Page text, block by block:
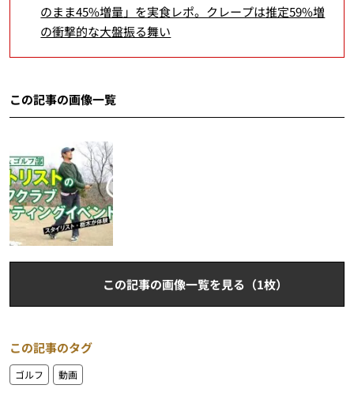
のまま45%増量」を実食レポ。クレープは推定59%増
の衝撃的な大盤振る舞い
この記事の画像一覧
この記事の画像一覧を見る（1枚）
この記事のタグ
ゴルフ 動画